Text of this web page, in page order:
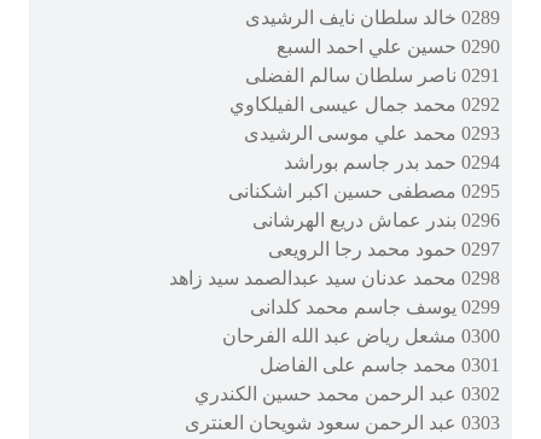
0289 خالد سلطان نايف الرشيدى
0290 حسين علي احمد السبع
0291 ناصر سلطان سالم الفضلى
0292 محمد جمال عيسى الفيلكاوي
0293 محمد علي موسى الرشيدى
0294 حمد بدر جاسم بوراشد
0295 مصطفى حسين اكبر اشكنانى
0296 بندر عماش دريع الهرشانى
0297 حمود محمد رجا الرويعى
0298 محمد عدنان سيد عبدالصمد سيد زاهد
0299 يوسف جاسم محمد كلدانى
0300 مشعل رياض عبد الله الفرحان
0301 محمد جاسم على الفاضل
0302 عبد الرحمن محمد حسين الكندري
0303 عبد الرحمن سعود شويحان العنترى